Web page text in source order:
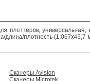
плоттеров,
плотность (1,067х45,7
Сканеры Avision
Сканеры Microtek